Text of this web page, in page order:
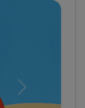
Successivo